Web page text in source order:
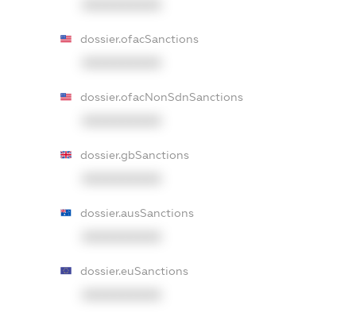
dossier.ofacSanctions
dossier.ofacNonSdnSanctions
dossier.gbSanctions
dossier.ausSanctions
dossier.euSanctions